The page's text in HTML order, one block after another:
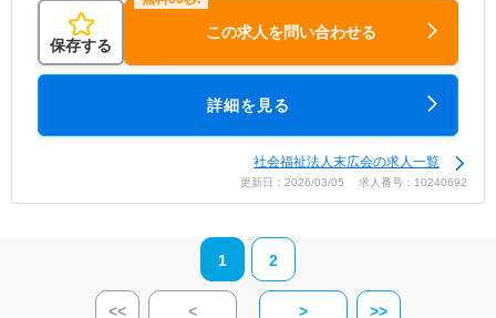
保存する
この求人を問い合わせる
詳細を見る
社会福祉法人末広会の求人一覧
更新日：2026/03/05 求人番号：10240692
1 2
<< < > >>